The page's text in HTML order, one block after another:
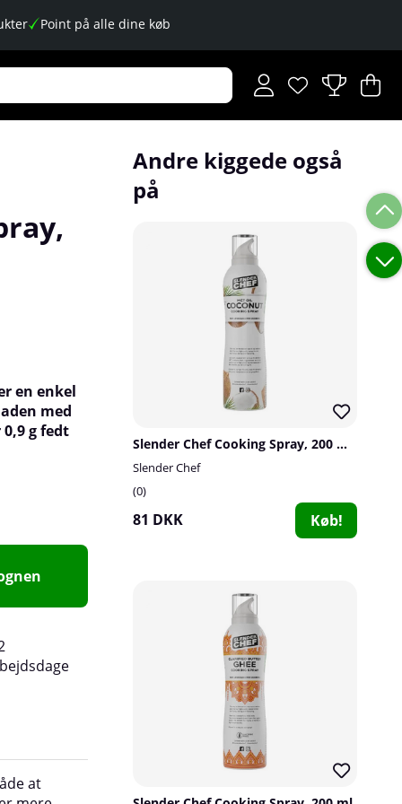
Point på alle dine køb
Ønskeliste
Antal på
.
.
en enkel
med
g fedt
Andre kiggede også
på
Slender Chef Cooking Spray, 200 ml, MCT Oil Coconut
Slender Chef
0
81 DKK Køb!
at
Emballagen er trykbehandlet, hvilket gør det